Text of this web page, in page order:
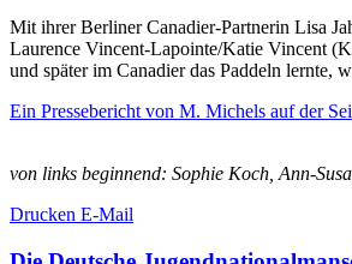
Mit ihrer Berliner Canadier-Partnerin Lisa
Laurence Vincent-Lapointe/Katie Vincent
und später im Canadier das Paddeln lernte,
Ein Pressebericht von M. Michels auf der
von links beginnend: Sophie Koch, Ann-
Drucken E-Mail